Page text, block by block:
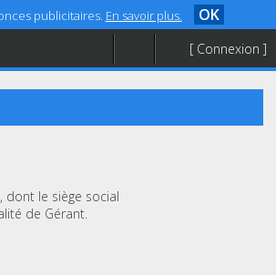
publicitaires. En savoir plus. OK
[ Connexion ]
dont le siège social
de Gérant.